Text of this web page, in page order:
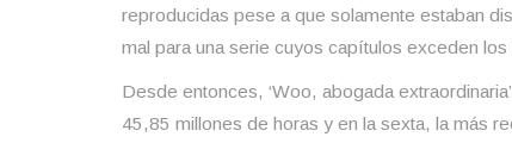
reproducidas pese a que solamente estaban
mal para una serie cuyos capítulos exceden los
Desde entonces, ‘Woo, abogada
45,85 millones de horas y en la sexta, la más